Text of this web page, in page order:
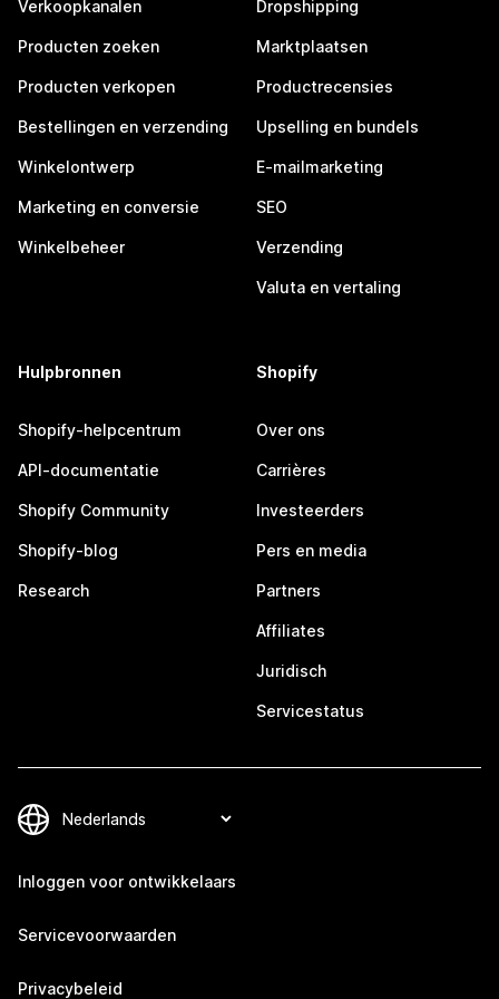
Verkoopkanalen
Producten zoeken
Producten verkopen
Bestellingen en verzending
Winkelontwerp
Marketing en conversie
Winkelbeheer
Dropshipping
Marktplaatsen
Productrecensies
Upselling en bundels
E-mailmarketing
SEO
Verzending
Valuta en vertaling
Hulpbronnen
Shopify-helpcentrum
API-documentatie
Shopify Community
Shopify-blog
Research
Shopify
Over ons
Carrières
Investeerders
Pers en media
Partners
Affiliates
Juridisch
Servicestatus
Inloggen voor ontwikkelaars
Servicevoorwaarden
Privacybeleid